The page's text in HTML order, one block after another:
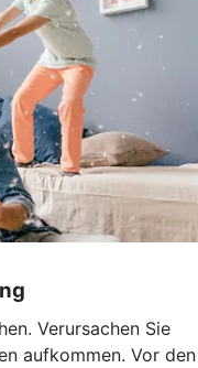
Verursachen Sie
aufkommen. Vor den